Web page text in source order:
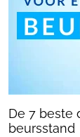
De 7 beste
beursstand